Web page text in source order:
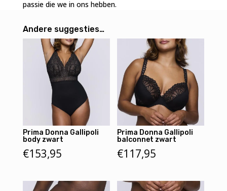
passie die we in ons hebben.
Andere suggesties…
Prima Donna Gallipoli
body zwart
€153,95
Prima Donna Gallipoli
balconnet zwart
€117,95